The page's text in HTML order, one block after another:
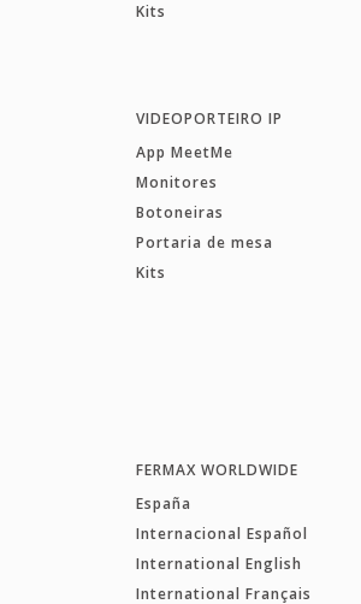
Kits
VIDEOPORTEIRO IP
App MeetMe
Monitores
Botoneiras
Portaria de mesa
Kits
FERMAX WORLDWIDE
España
Internacional Español
International English
International Français